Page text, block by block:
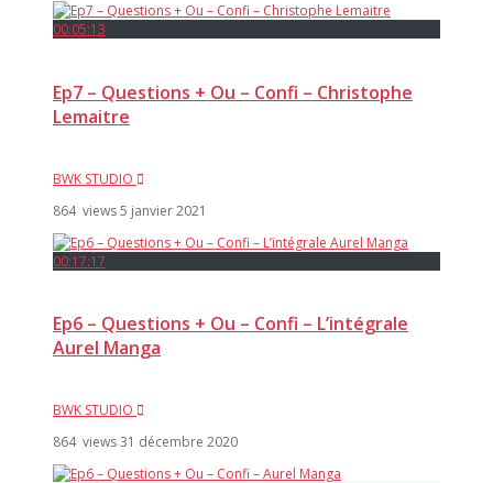
00:05:13
Ep7 – Questions + Ou – Confi – Christophe
Lemaitre
BWK STUDIO
864 views5 janvier 2021
00:17:17
Ep6 – Questions + Ou – Confi – L’intégrale
Aurel Manga
BWK STUDIO
864 views31 décembre 2020